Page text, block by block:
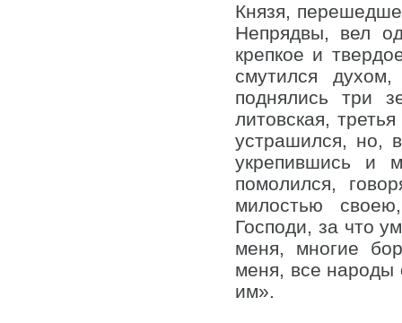
Князя,
Непрядвы, вел
крепкое и
смутился
поднялись три
литовская,
устрашился, но,
укрепившись и
помолился,
милостью
Господи, за что
меня, многие
меня, все народы
им».